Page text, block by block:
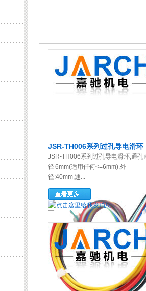
JSR-TH006系列过孔导电滑环
JSR-TH006系列过孔导电滑环,通孔
径 6mm(适用任何<=6mm),外
径:40mm,通...